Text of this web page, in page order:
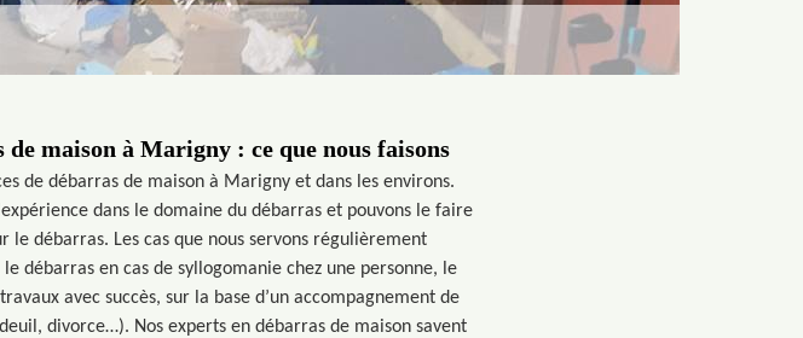
maison à Marigny : ce que nous faisons
de débarras de maison à Marigny et dans les environs.
dans le domaine du débarras et pouvons le faire
débarras. Les cas que nous servons régulièrement
débarras en cas de syllogomanie chez une personne, le
avec succès, sur la base d’un accompagnement de
divorce…). Nos experts en débarras de maison savent